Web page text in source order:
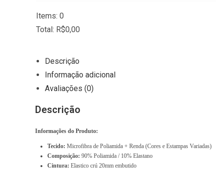
Items: 0
Total: R$0,00
s
Descrição
Informação adicional
Avaliações (0)
Descrição
Informações do Produto:
Tecido: Microfibra de Poliamida + Renda (Cores e Estampas Variadas)
Composição: 90% Poliamida / 10% Elastano
Cintura: Elastico crú 20mm embutido